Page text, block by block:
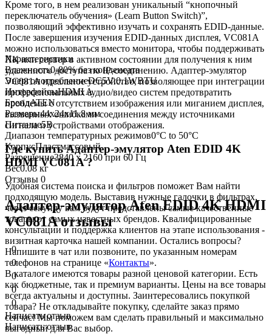
Кроме того, в нем реализован уникальный “кнопочный
переключатель обучения» (Learn Button Switch)”,
позволяющий эффективно изучать и сохранять EDID-данные.
После завершения изучения EDID-данных дисплея, VC081A
можно использоваться вместо монитора, чтобы поддерживать
ПК или сервер в активном состоянии для получения к ним
удаленного доступа по IP-соединению. Адаптер-эмулятор
VC081A идеальное устройство, позволяющее при интеграции
профессиональных аудио/видео систем предотвратить
проблемы с отсутствием изображения или миганием дисплея,
вызванных ошибками соединения между источниками
сигнала и устройствами отображения.
Где купить Адаптер-эмулятор Aten EDID 4K
HDMI VC081A ?
Удобная система поиска и фильтров поможет Вам найти
подходящую модель. Выставив нужные галочки в фильтрах,
через секунду вам будут представлены самые качественные
товарыот самых известных брендов. Квалифицированные
консультации и поддержка клиентов на этапе использования -
визитная карточка нашей компании. Остались вопросы?
Напишите в чат или позвоните, по указанным номерам
телефонов на странице «Контакты».
В каталоге имеются товары разной ценовой категории. Есть
как бюджетные, так и премиум варианты. Цены на все товары
всегда актуальны и доступны. Заинтересовались покупкой
товара? Не откладывайте покупку, сделайте заказ прямо
сейчас! Мы поможем вам сделать правильный и максимально
выгодный для Вас выбор.
Характеристики
Влажность0-80% без конденсата
ЭнергопотреблениеDC5V:0.1WBTU
ИнтерфейсыHDMI A
БрендATEN
Размеры44х24х11.8 мм
Питание5В
Диапазон температурных режимов0°C to 50°C
КорпусПластмассовый
Разрешение3840 x 2160 при 60 Гц
Вес0.08 кг
Отзывы 0
Адаптер-эмулятор Aten EDID 4K HDMI
VC081A отзывы
0
0
0
0
0
Написать отзыв
Написать отзыв